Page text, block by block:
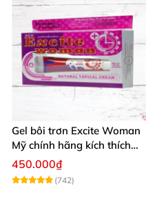
Gel bôi trơn Excite Woman
Mỹ chính hãng kích thích
khoái cảm nữ
450.000₫
(742)